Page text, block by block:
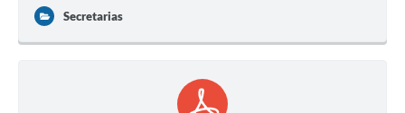
Projeto Nascente Viva
Secretarias